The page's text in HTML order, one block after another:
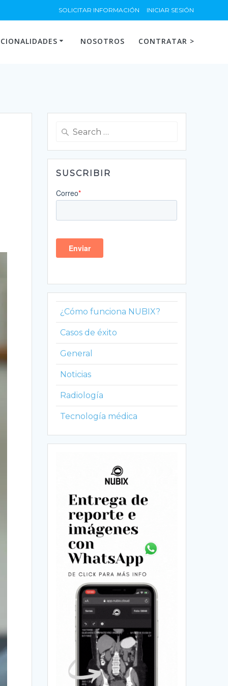
SOLICITAR INFORMACIÓN INICIAR SESIÓN
NOSOTROS CONTRATAR >
Search
SUSCRIBIR
¿Cómo funciona NUBIX?
Casos de éxito
General
Noticias
Radiología
Tecnología médica